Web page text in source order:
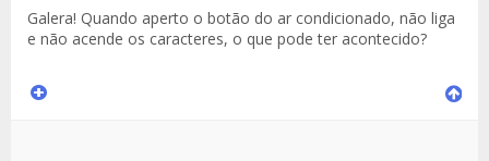
Galera! Quando aperto o botão do ar condicionado, não liga
e não acende os caracteres, o que pode ter acontecido?